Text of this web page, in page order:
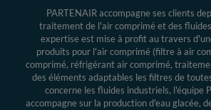
PARTENAIR accompagne ses clients
traitement de l'air comprimé et des
expertiseest mise à profit au travers
produits pour l'air comprimé (filtre à air
comprimé, réfrigérant air comprimé,
des éléments adaptables les filtres de
concerne les fluides industriels, l'équipe
accompagne sur la production d'eau glacée,